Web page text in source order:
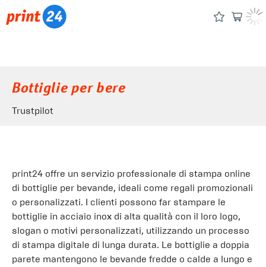
Bottiglie per bere
Trustpilot
print24 offre un servizio professionale di stampa online
di bottiglie per bevande, ideali come regali promozionali
o personalizzati. I clienti possono far stampare le
bottiglie in acciaio inox di alta qualità con il loro logo,
slogan o motivi personalizzati, utilizzando un processo
di stampa digitale di lunga durata. Le bottiglie a doppia
parete mantengono le bevande fredde o calde a lungo e